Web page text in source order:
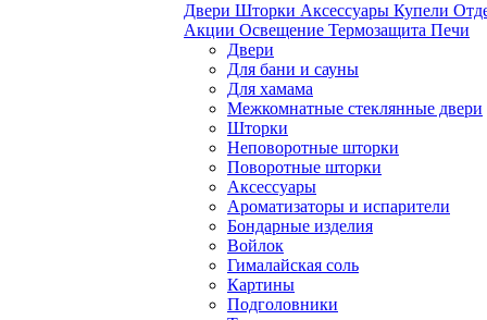
Двери Шторки Аксессуары Купели
Акции Освещение Термозащита Печи
Двери
Для бани и сауны
Для хамама
Межкомнатные стеклянные двери
Шторки
Неповоротные шторки
Поворотные шторки
Аксессуары
Ароматизаторы и испарители
Бондарные изделия
Войлок
Гималайская соль
Картины
Подголовники